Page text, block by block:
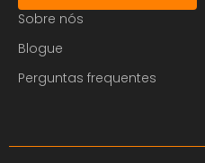
Sobre nós
Blogue
Perguntas frequentes